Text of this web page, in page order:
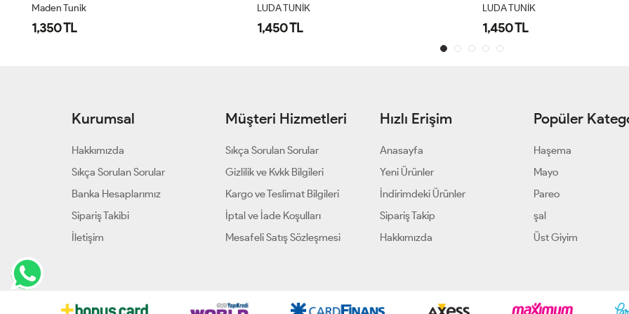
Maden Tunik
1,350 TL
LUDA TUNİK
1,450 TL
LUDA TUNİK
1,450 TL
Kurumsal
Hakkımızda
Sıkça Sorulan Sorular
Banka Hesaplarımız
Sipariş Takibi
İletişim
Müşteri Hizmetleri
Sıkça Sorulan Sorular
Gizlilik ve Kvkk Bilgileri
Kargo ve Teslimat Bilgileri
İptal ve İade Koşulları
Mesafeli Satış Sözleşmesi
Hızlı Erişim
Anasayfa
Yeni Ürünler
İndirimdeki Ürünler
Sipariş Takip
Hakkımızda
Popüler
Haşema
Mayo
Pareo
şal
Üst Giyim